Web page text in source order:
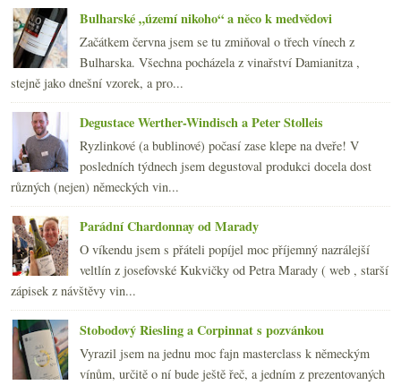
►2014(254)
►2013(249)
► 2012(254)
►2011(252)
►2010(249)
2009 (249)
►2008(270)
►2007(108)
Bulharské „území nikoho“ a něco k medvědovi
Začátkem června jsem se tu zmiňoval o třech vínech z
Bulharska. Všechna pocházela z vinařství Damianitza ,
stejně jako dnešní vzorek, a pro...
Degustace Werther-Windisch a Peter Stolleis
Ryzlinkové (a bublinové) počasí zase klepe na dveře! V
posledních týdnech jsem degustoval produkci docela dost
různých (nejen) německých vin...
Parádní Chardonnay od Marady
O víkendu jsem s přáteli popíjel moc příjemný nazrálejší
veltlín z josefovské Kukvičky od Petra Marady ( web , starší
zápisek z návštěvy vin...
Stobodový Riesling a Corpinnat s pozvánkou
Vyrazil jsem na jednu moc fajn masterclass k německým
vínům, určitě o ní bude ještě řeč, a jedním z prezentovaných